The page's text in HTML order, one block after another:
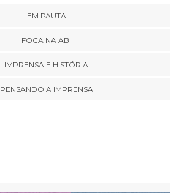
EM PAUTA
FOCA NA ABI
IMPRENSA E HISTÓRIA
PENSANDO A IMPRENSA